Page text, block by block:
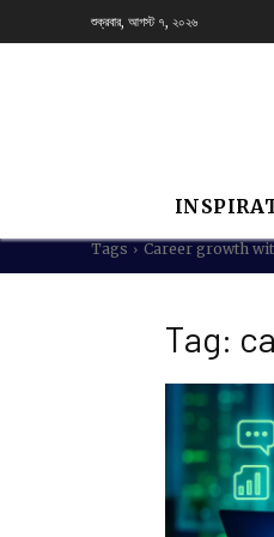
শুক্রবার, আগস্ট ৭, ২০২৬
Tags Career growth
Tag: